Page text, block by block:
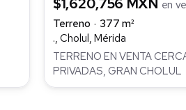
en
Terreno
377 m²
., Cholul, Mérida
TERRENO EN VENTA
PRIVADAS, GRAN CHOLUL